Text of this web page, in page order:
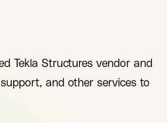
Tekla Structures vendor and
and other services to